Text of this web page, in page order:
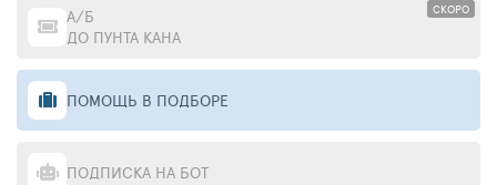
СКОРО
А/Б
ДО ПУНТА КАНА
ПОМОЩЬ В ПОДБОРЕ
ПОДПИСКА НА БОТ